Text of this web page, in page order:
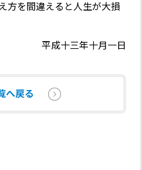
方を間違えると人生が大損
平成十三年十月一日
へ戻る